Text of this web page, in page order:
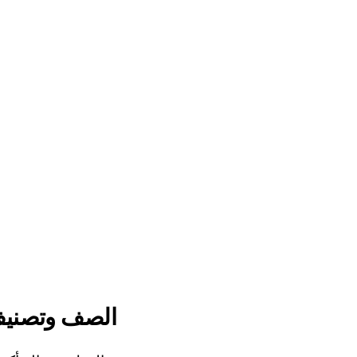
الصف